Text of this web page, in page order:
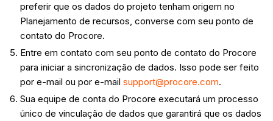
preferir que os dados do projeto tenham origem no
Planejamento de recursos, converse com seu ponto de
contato do Procore.
Entre em contato com seu ponto de contato do Procore
para iniciar a sincronização de dados. Isso pode ser feito
por e-mail ou por e-mail support@procore.com.
Sua equipe de conta do Procore executará um processo
único de vinculação de dados que garantirá que os dados